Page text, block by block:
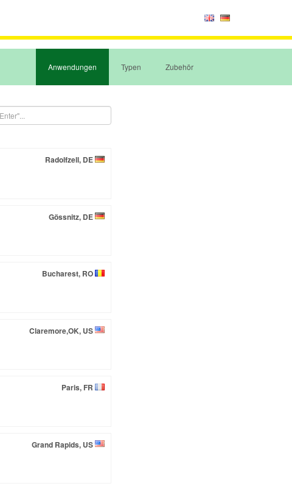
Anwendungen Typen Zubehör
Radolfzell, DE
Gössnitz, DE
Bucharest, RO
Claremore,OK, US
Paris, FR
Grand Rapids, US